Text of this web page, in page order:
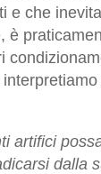
e che
è
artifici
dalla